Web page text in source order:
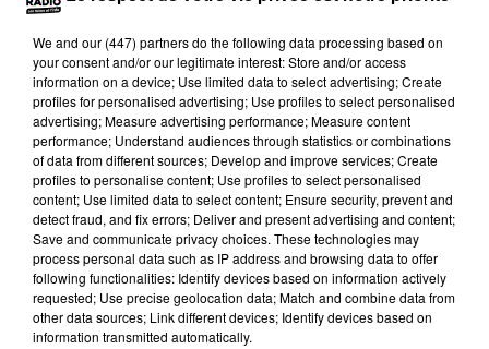
Lecture (4 min 16 sec)
100%
We and our (447) partnersdo the following data processing based on
your consent and/or our legitimate interest: Store and/or access
information on a device; Use limited data to select advertising; Create
profiles for personalised advertising; Use profiles to select personalised
advertising; Measure advertising performance; Measure content
performance; Understand audiences through statistics or combinations
of data from different sources; Develop and improve services; Create
profiles to personalise content; Use profiles to select personalised
content; Use limited data to select content; Ensure security, prevent and
detect fraud, and fix errors; Deliver and present advertising and content;
Save and communicate privacy choices. These technologies may
process personal data such as IP address and browsing data to offer
following functionalities: Identify devices based on information actively
requested; Use precise geolocation data; Match and combine data from
other data sources; Link different devices; Identify devices based on
information transmitted automatically.